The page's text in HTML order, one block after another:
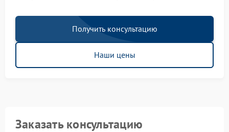
Получить консультацию
Наши цены
Заказать консультацию